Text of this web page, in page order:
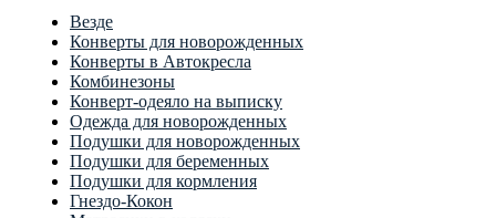
Везде
Конверты для новорожденных
Конверты в Автокресла
Комбинезоны
Конверт-одеяло на выписку
Одежда для новорожденных
Подушки для новорожденных
Подушки для беременных
Подушки для кормления
Гнездо-Кокон